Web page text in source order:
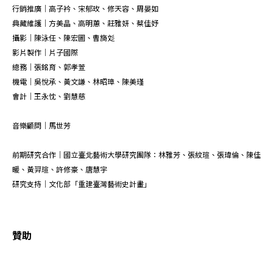
行銷推廣｜高子衿、宋郁玫、修天容、周晏如
典藏維護｜方美晶、高明蕙、莊雅妍、蔡佳妤
攝影｜陳泳任、陳宏圖、曹旖彣
影片製作｜片子國際
總務｜張銘育、郭孝萱
機電｜吳悅承、黃文謙、林昭璋、陳美瑾
會計｜王永忱、劉慧慈
音樂顧問｜馬世芳
前期研究合作｜國立臺北藝術大學研究團隊：林雅芳、張紋瑄、張瑋倫、陳佳
暖、黃羿瑄、許修豪、唐慧宇
研究支持｜文化部「重建臺灣藝術史計畫」
贊助